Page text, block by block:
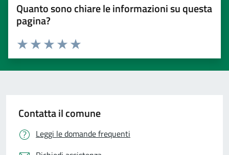
Quanto sono chiare le informazioni su questa
pagina?
Valuta 5 stelle su 5
Valuta 4 stelle su 5
Valuta 3 stelle su 5
Valuta 2 stelle su 5
Valuta 1 stelle su 5
Contatta il comune
Leggi le domande frequenti